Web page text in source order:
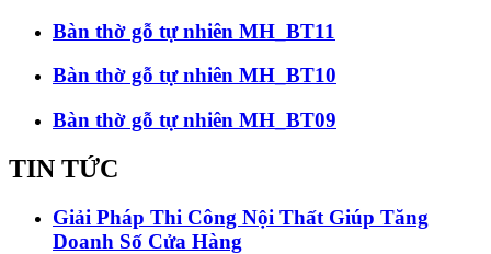
Bàn thờ gỗ tự nhiên MH_BT11
Bàn thờ gỗ tự nhiên MH_BT10
Bàn thờ gỗ tự nhiên MH_BT09
TIN TỨC
Giải Pháp Thi Công Nội Thất Giúp Tăng
Doanh Số Cửa Hàng